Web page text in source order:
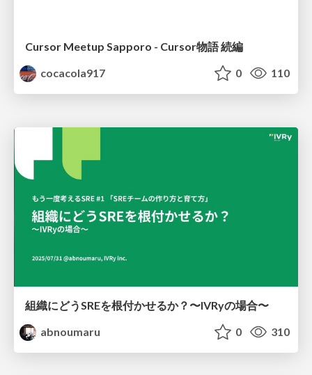
Cursor Meetup Sapporo - Cursor物語 続編
cocacola917
0 110
組織にどうSREを根付かせるか？〜IVRyの場合〜
abnoumaru
0 310